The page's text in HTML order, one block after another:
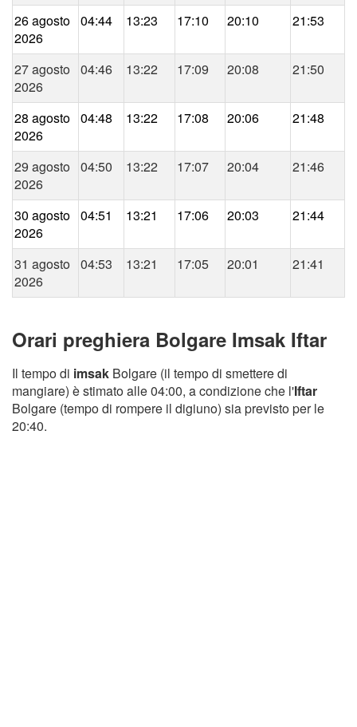
26 agosto
2026
04:44 13:23 17:10 20:10 21:53
27 agosto
2026
04:46 13:22 17:09 20:08 21:50
28 agosto
2026
04:48 13:22 17:08 20:06 21:48
29 agosto
2026
04:50 13:22 17:07 20:04 21:46
30 agosto
2026
04:51 13:21 17:06 20:03 21:44
31 agosto
2026
04:53 13:21 17:05 20:01 21:41
Orari preghiera Bolgare Imsak Iftar
Il tempo di imsak Bolgare (il tempo di smettere di
mangiare) è stimato alle 04:00, a condizione che l'Iftar
Bolgare (tempo di rompere il digiuno) sia previsto per le
20:40.